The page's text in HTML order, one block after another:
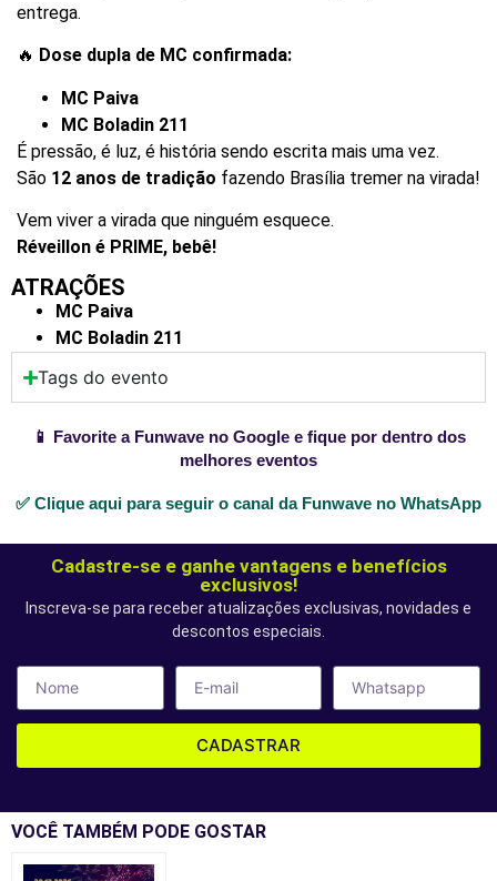
entrega.
🔥 Dose dupla de MC confirmada:
MC Paiva
MC Boladin 211
É pressão, é luz, é história sendo escrita mais uma vez.
São 12 anos de tradição fazendo Brasília tremer na virada!
Vem viver a virada que ninguém esquece.
Réveillon é PRIME, bebê!
ATRAÇÕES
MC Paiva
MC Boladin 211
Tags do evento
📱 Favorite a Funwave no Google e fique por dentro dos
melhores eventos
✅ Clique aqui para seguir o canal da Funwave no WhatsApp
Cadastre-se e ganhe vantagens e benefícios
exclusivos!
Inscreva-se para receber atualizações exclusivas, novidades e
descontos especiais.
CADASTRAR
VOCÊ TAMBÉM PODE GOSTAR